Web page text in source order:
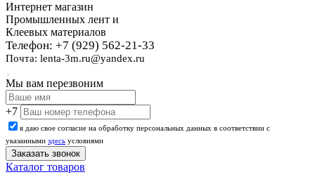
Интернет магазин
Промышленных лент и
Клеевых материалов
Телефон: +7 (929) 562-21-33
Почта: lenta-3m.ru@yandex.ru
Мы вам перезвоним
+7
я даю свое согласие на обработку персональных данных в соответствии с
указанными здесь условиями
Каталог товаров